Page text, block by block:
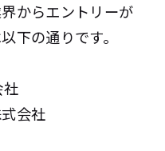
からエントリーが
下の通りです。
会社